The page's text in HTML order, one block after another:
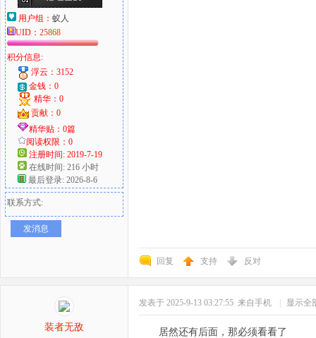
用户组： 蚁人
UID： 25868
积分信息:
浮云：3152
金钱：0
精华：0
贡献：0
精华贴：0篇
阅读权限：0
注册时间: 2019-7-19
在线时间: 216 小时
最后登录: 2026-8-6
联系方式:
发消息
回复 支持 反对
装者无敌
发表于 2025-9-13 03:27:55 来自手机 显示全
居然还有后面，那必须看看了